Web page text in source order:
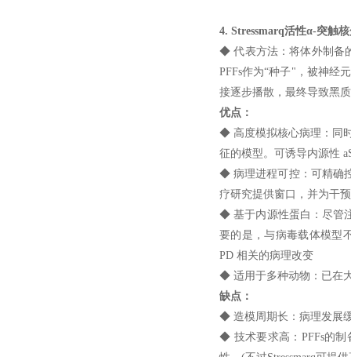
4. Stressmarq活性α-突触
◆ 代表方法：将体外制备
PFFs作为“种子"，被神经
接逐步播散，最终导致黑
优点：
◆ 高度模拟核心病理：同
征的模型。可诱导内源性
◆ 病理进程可控：可精确
疗研究提供窗口，并为干
◆ 基于内源性蛋白：尽管
要的是，与病毒载体模型
PD 相关的病理改变
◆ 适用于多种动物：已在
缺点：
◆ 造模周期长：病理发展
◆ 技术要求高：PFFs的制